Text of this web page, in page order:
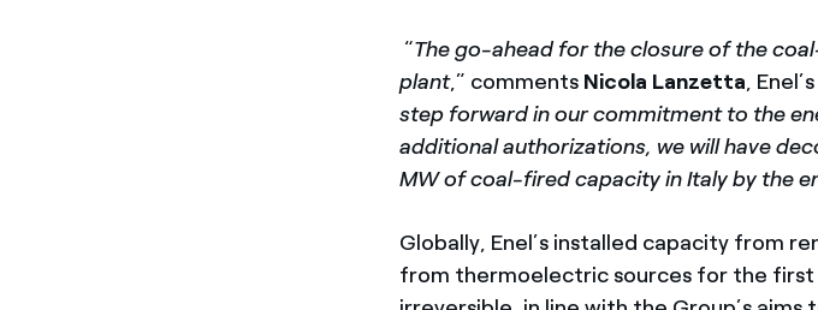
“The go-ahead for the closure of the
plant,” comments Nicola Lanzetta,
step forward in our commitment to the
additional authorizations, we will have
MW of coal-fired capacity in Italy by the
Globally, Enel’s installed capacity from
from thermoelectric sources for the first